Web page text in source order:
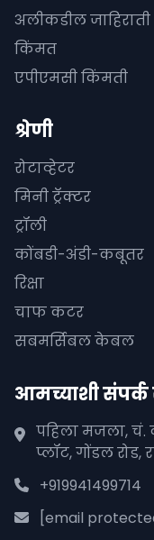
अलीकडील जाहिराती
किंमत
एपीएमसी किंमती
श्रेणी
रोटाव्हेटर
मिनी ट्रॅक्टर
ट्रॉली
कोंबडी-अंडी-कबूतर
रिक्षा
चाफ कटर
सबमर्सिबल केबल
आमच्याशी संपर्क
पहिला मजला, चं.
प्लॉट, गोंडल
+919941499714
[email